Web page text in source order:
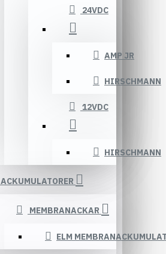
24VDC
AMP JR
HIRSCHMANN
12VDC
HIRSCHMANN
ACKUMULATORER
MEMBRANACKAR
ELM